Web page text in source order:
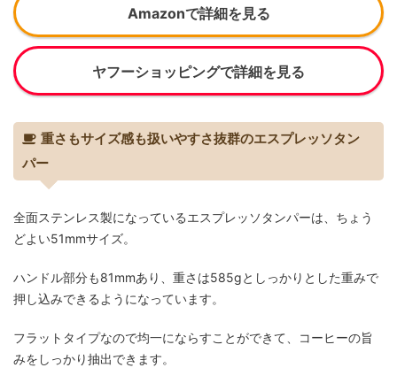
Amazonで詳細を見る
ヤフーショッピングで詳細を見る
重さもサイズ感も扱いやすさ抜群のエスプレッソタン
パー
全面ステンレス製になっているエスプレッソタンパーは、ちょう
どよい51mmサイズ。
ハンドル部分も81mmあり、重さは585gとしっかりとした重みで
押し込みできるようになっています。
フラットタイプなので均一にならすことができて、コーヒーの旨
みをしっかり抽出できます。